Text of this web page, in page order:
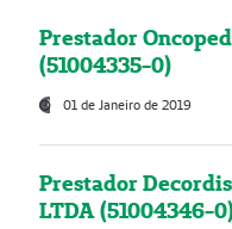
Prestador
(51004335-0)
01 de Janeiro de 2019
Prestador
LTDA (51004346-